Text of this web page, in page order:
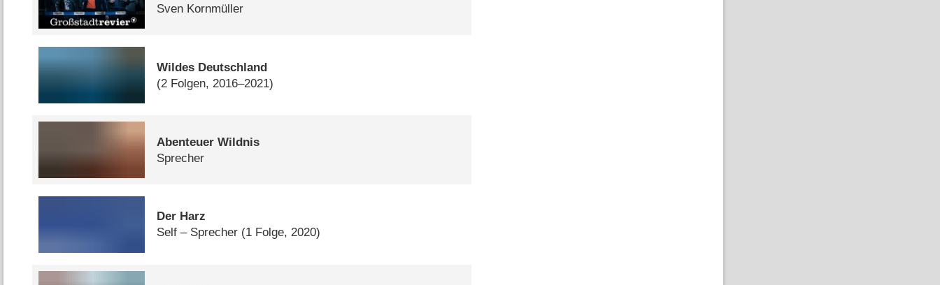
Sven Kornmüller
Wildes Deutschland
(2 Folgen, 2016–2021)
Abenteuer Wildnis
Sprecher
Der Harz
Self – Sprecher (1 Folge, 2020)